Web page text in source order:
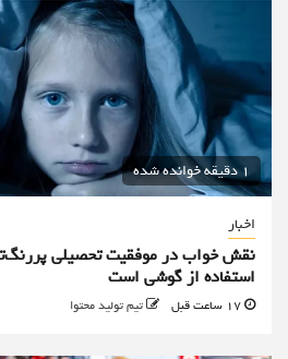
1 دقیقه خوانده شده
اخبار
نقش خواب در موفقیت تحصیلی
استفاده از گوشی است
تیم تولید محتوا